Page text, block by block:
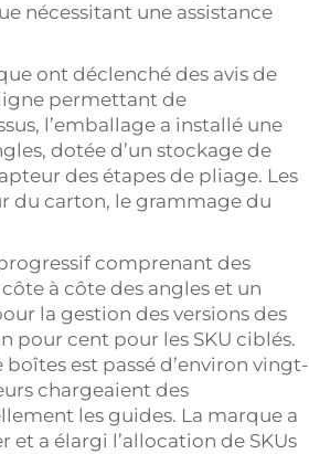
nécessitant une assistance
ont déclenché des avis de
permettant de
l’emballage a installé une
dotée d’un stockage de
des étapes de pliage. Les
du carton, le grammage du
comprenant des
à côte des angles et un
la gestion des versions des
pour cent pour les SKU ciblés.
est passé d’environ vingt-
chargeaient des
les guides. La marque a
a élargi l’allocation de SKUs